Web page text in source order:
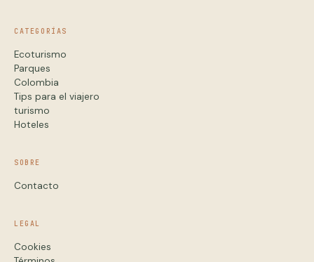
CATEGORÍAS
Ecoturismo
Parques
Colombia
Tips para el viajero
turismo
Hoteles
SOBRE
Contacto
LEGAL
Cookies